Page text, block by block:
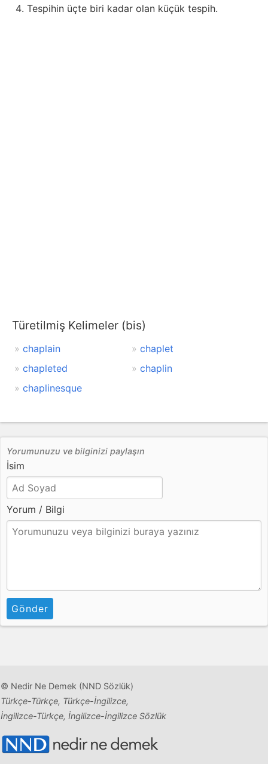
Tespihin üçte biri kadar olan küçük tespih.
Türetilmiş Kelimeler (bis)
chaplain
chaplet
chapleted
chaplin
chaplinesque
Yorumunuzu ve bilginizi paylaşın
İsim
Yorum / Bilgi
Gönder
© Nedir Ne Demek (NND Sözlük)
Türkçe-Türkçe, Türkçe-İngilizce,
İngilizce-Türkçe, İngilizce-İngilizce Sözlük